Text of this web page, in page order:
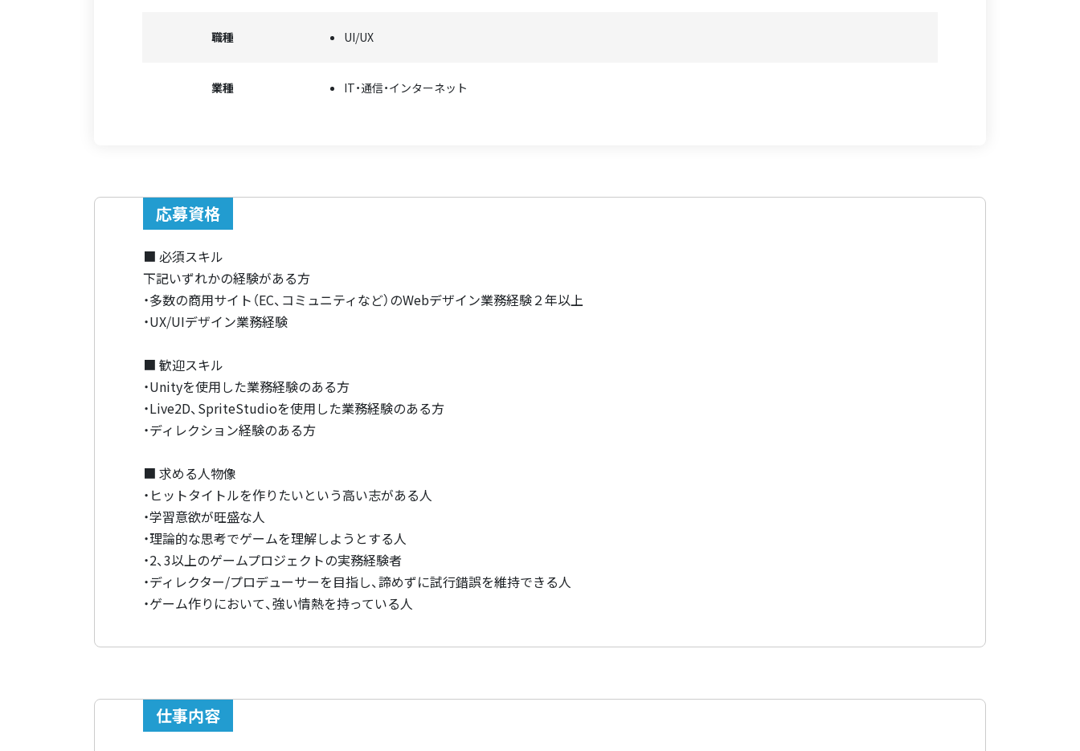
職種 UI/UX
業種 IT・通信・インターネット
応募資格
■ 必須スキル
下記いずれかの経験がある方
・多数の商用サイト（EC、コミュニティなど）のWebデザイン業務経験２年以上
・UX/UIデザイン業務経験
■ 歓迎スキル
・Unityを使用した業務経験のある方
・Live2D、SpriteStudioを使用した業務経験のある方
・ディレクション経験のある方
■ 求める人物像
・ヒットタイトルを作りたいという高い志がある人
・学習意欲が旺盛な人
・理論的な思考でゲームを理解しようとする人
・2、3以上のゲームプロジェクトの実務経験者
・ディレクター/プロデューサーを目指し、諦めずに試行錯誤を維持できる人
・ゲーム作りにおいて、強い情熱を持っている人
仕事内容